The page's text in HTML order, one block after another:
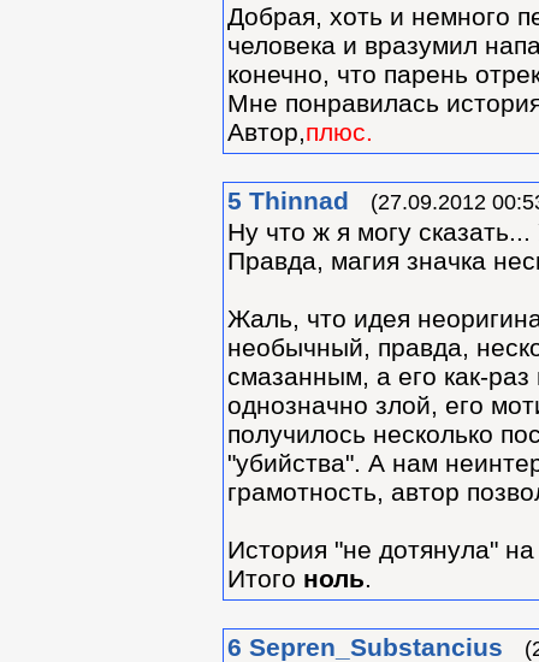
Добрая, хоть и немного
человека и вразумил
конечно, что парень
Мне понравилась
Автор,плюс.
5 Thinnad (27.09.2012
Ну что ж я могу
Правда, магия значка
Жаль, что идея
необычный, правда,
смазанным, а его как-
однозначно злой, его
получилось несколько
"убийства". А нам
грамотность, автор
История "не дотянула"
Итого ноль.
6 Sepren_Substancius